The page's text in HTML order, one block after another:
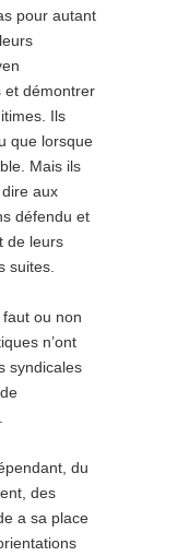
pour autant
et démontrer
Ils
que lorsque
Mais ils
aux
défendu et
de leurs
suites.
faut ou non
n’ont
syndicales
du
des
a sa place